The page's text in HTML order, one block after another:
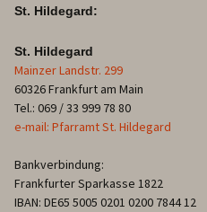
St. Hildegard:
St. Hildegard
Mainzer Landstr. 299
60326 Frankfurt am Main
Tel.: 069 / 33 999 78 80
e-mail: Pfarramt St. Hildegard
Bankverbindung:
Frankfurter Sparkasse 1822
IBAN: DE65 5005 0201 0200 7844 12